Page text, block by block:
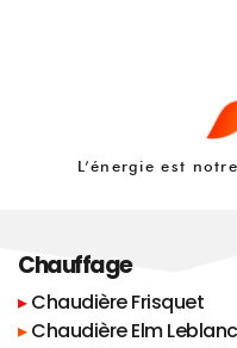
▸ Option de contrat
▸ Vidéo inspection
▸ Dégoudronnage
▸ Fourniture
L’énergie est
Chauffage
▸ Chaudière Frisquet
▸Chaudière Elm Leblanc